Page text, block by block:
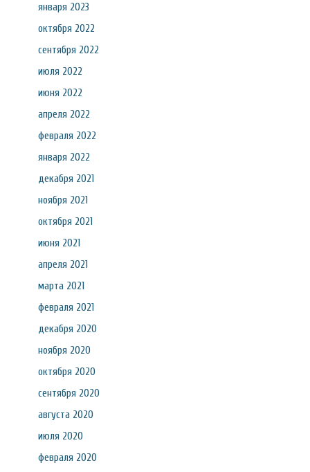
января 2023
октября 2022
сентября 2022
июля 2022
июня 2022
апреля 2022
февраля 2022
января 2022
декабря 2021
ноября 2021
октября 2021
июня 2021
апреля 2021
марта 2021
февраля 2021
декабря 2020
ноября 2020
октября 2020
сентября 2020
августа 2020
июля 2020
февраля 2020